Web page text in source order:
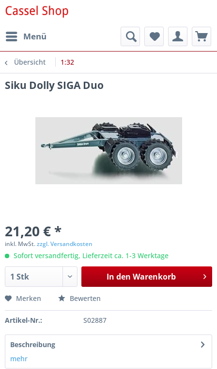
Menü
Übersicht 1:32
Siku Dolly SIGA Duo
21,20 € *
inkl. MwSt.zzgl. Versandkosten
Sofort versandfertig, Lieferzeit ca. 1-3 Werktage
In den Warenkorb
Merken Bewerten
Artikel-Nr.: S02887
Beschreibung
mehr